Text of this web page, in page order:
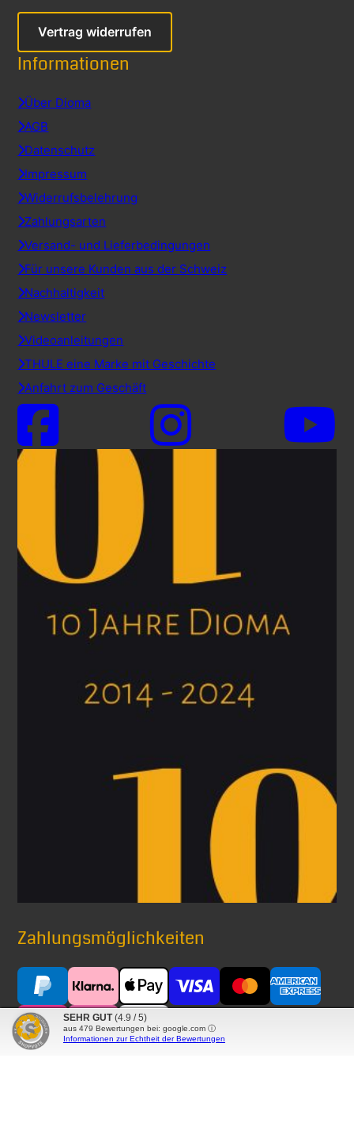
Vertrag widerrufen
Informationen
Über Dioma
AGB
Datenschutz
Impressum
Widerrufsbelehrung
Zahlungsarten
Versand- und Lieferbedingungen
Für unsere Kunden aus der Schweiz
Nachhaltigkeit
Newsletter
Videoanleitungen
THULE eine Marke mit Geschichte
Anfahrt zum Geschäft
Zahlungsmöglichkeiten
Versand mit
SEHR GUT (4.9 / 5)
aus 479 Bewertungen bei: google.com ⓘ
Informationen zur Echtheit der Bewertungen